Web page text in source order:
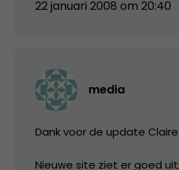
22 januari 2008 om 20:40
media
Dank voor de update
Nieuwe site ziet er goed